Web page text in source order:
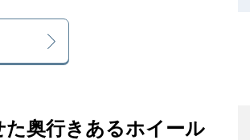
奥行きあるホイール